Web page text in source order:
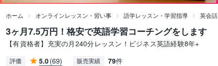
ホーム オンラインレッスン・習い事 語学レッスン・学習指導 英会
3ヶ月7.5万円！格安で英語学習コーチングをします
【有資格者】充実の月240分レッスン！ビジネス英語経験8年+
評価 5.0(69) 販売実績 79件